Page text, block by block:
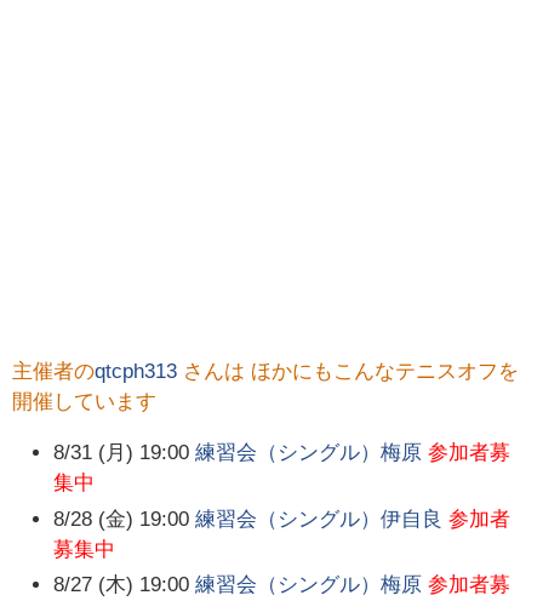
主催者のqtcph313 さんは ほかにもこんなテニスオフを
開催しています
8/31 (月) 19:00 練習会（シングル）梅原 参加者募
集中
8/28 (金) 19:00 練習会（シングル）伊自良 参加者
募集中
8/27 (木) 19:00 練習会（シングル）梅原 参加者募